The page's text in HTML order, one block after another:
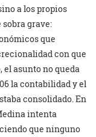
a los propios
sobra grave:
que
con que
asunto no queda
la contabilidad y el
consolidado. En
intenta
que ninguno